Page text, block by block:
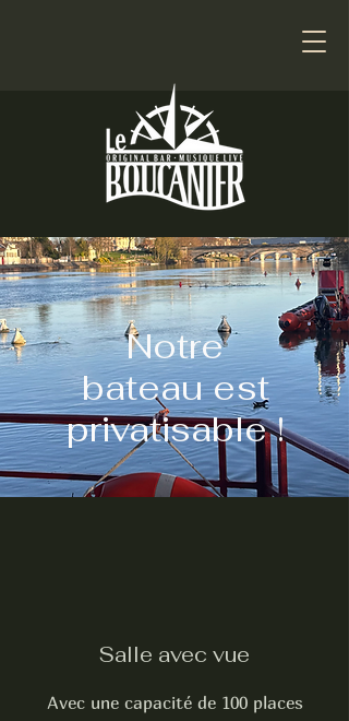
Notre
bateau est
privatisable !
Salle avec vue
Avec une capacité de 100 places